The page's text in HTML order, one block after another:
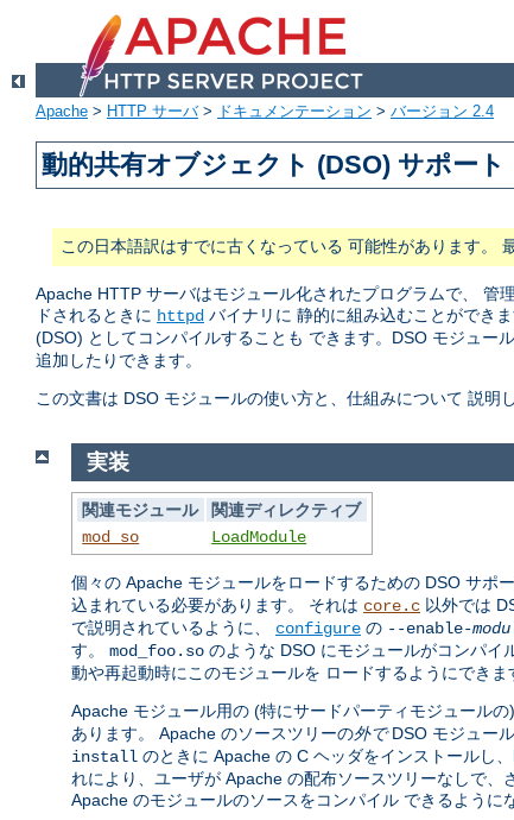
Apache > HTTP サーバ> ドキュメンテーション > バージョン 2.4
動的共有オブジェクト (DSO) サポート
この日本語訳はすでに古くなっている 可能性があります。
Apache HTTP サーバはモジュール化されたプログラムで、 管
ドされるときに httpd バイナリに 静的に組み込むことができま
(DSO) としてコンパイルすることも できます。DSO モジュー
追加したりできます。
この文書は DSO モジュールの使い方と、仕組みについて 説明し
実装
関連モジュール
関連ディレクティブ
mod_so
LoadModule
個々の Apache モジュールをロードするための DSO サポ
込まれている必要があります。 それは core.c 以外では
で説明されているように、 configure の --enable-
す。 mod_foo.so のような DSO にモジュールがコンパイ
動や再起動時にこのモジュールを ロードするようにできま
Apache モジュール用の (特にサードパーティモジュール
あります。 Apache のソースツリーの外でDSO モジュー
install のときに Apache の C ヘッダをインストールし
れにより、ユーザが Apache の配布ソースツリーなしで、
Apache のモジュールのソースをコンパイル できるように